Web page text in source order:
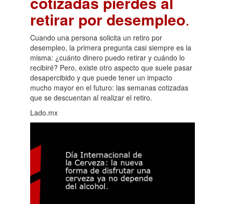
retirar por desempleo.
Cuando una persona solicita un retiro por
desempleo, la primera pregunta casi siempre es la
misma: ¿cuánto dinero puedo retirar y cuándo lo
recibiré? Pero, existe otro aspecto que suele pasar
desapercibido y que puede tener un impacto
mucho mayor en el futuro: las semanas cotizadas
que se descuentan al realizar el retiro.
Lado.mx